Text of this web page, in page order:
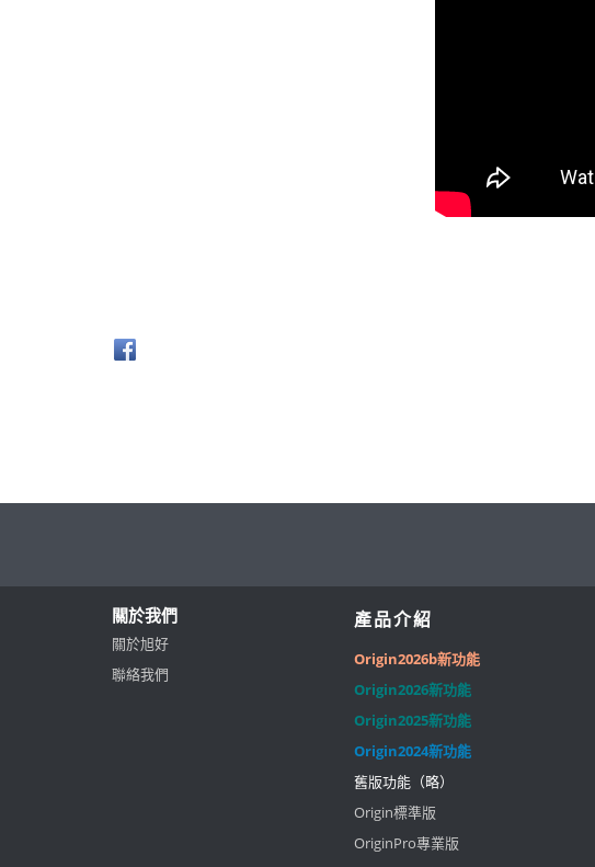
關於我們
關於旭好
聯絡我們
產品介紹
Origin2026b新功能
Origin2026新功能
Origin2025新功能
Origin2024新功能
舊版功能（略）
Origin標準版
OriginPro專業版